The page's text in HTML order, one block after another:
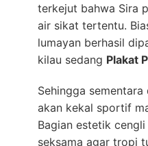
terkejut bahwa Sira
air sikat tertentu.
lumayan berhasil
kilau sedang Plakat
Sehingga
akan kekal sportif
Bagian estetik
seksama agar tropi